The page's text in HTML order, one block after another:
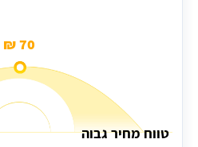
70 ₪
טווח מחיר גבוה